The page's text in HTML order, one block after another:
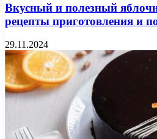
Вкусный и полезный
рецепты приготовления и
29.11.2024